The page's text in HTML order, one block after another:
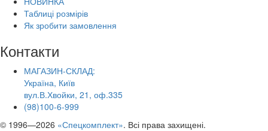
Таблиці розмірів
Як зробити замовлення
Контакти
МАГАЗИН-СКЛАД:
Україна, Київ
вул.В.Хвойки, 21, оф.335
(98)100-6-999
© 1996—2026 «Спецкомплект». Всі права захищені.